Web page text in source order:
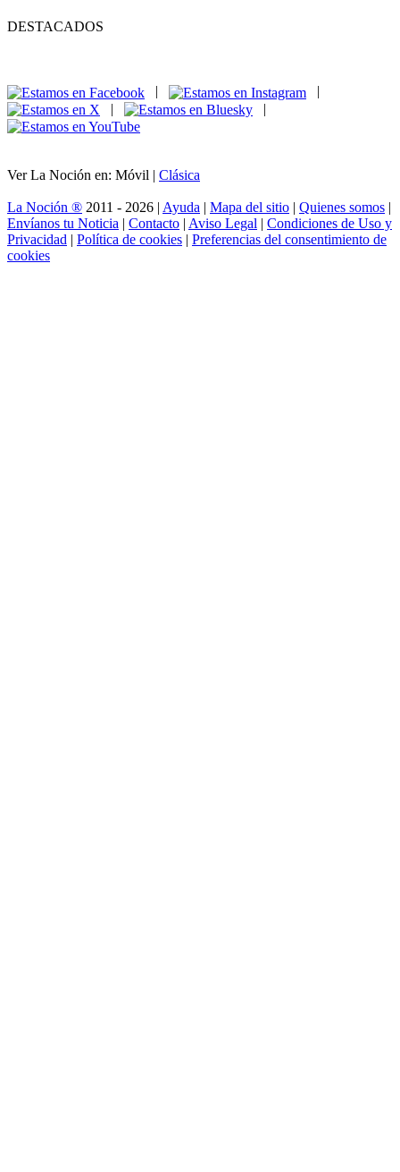
DESTACADOS
|
|
Ver La Noción en: Móvil | Clásica
La Noción ® 2011 - 2026 | Ayuda | Mapa del sitio | Quienes somos |
Envíanos tu Noticia | Contacto | Aviso Legal | Condiciones de Uso y
Privacidad | Política de cookies | Preferencias del consentimiento de
cookies